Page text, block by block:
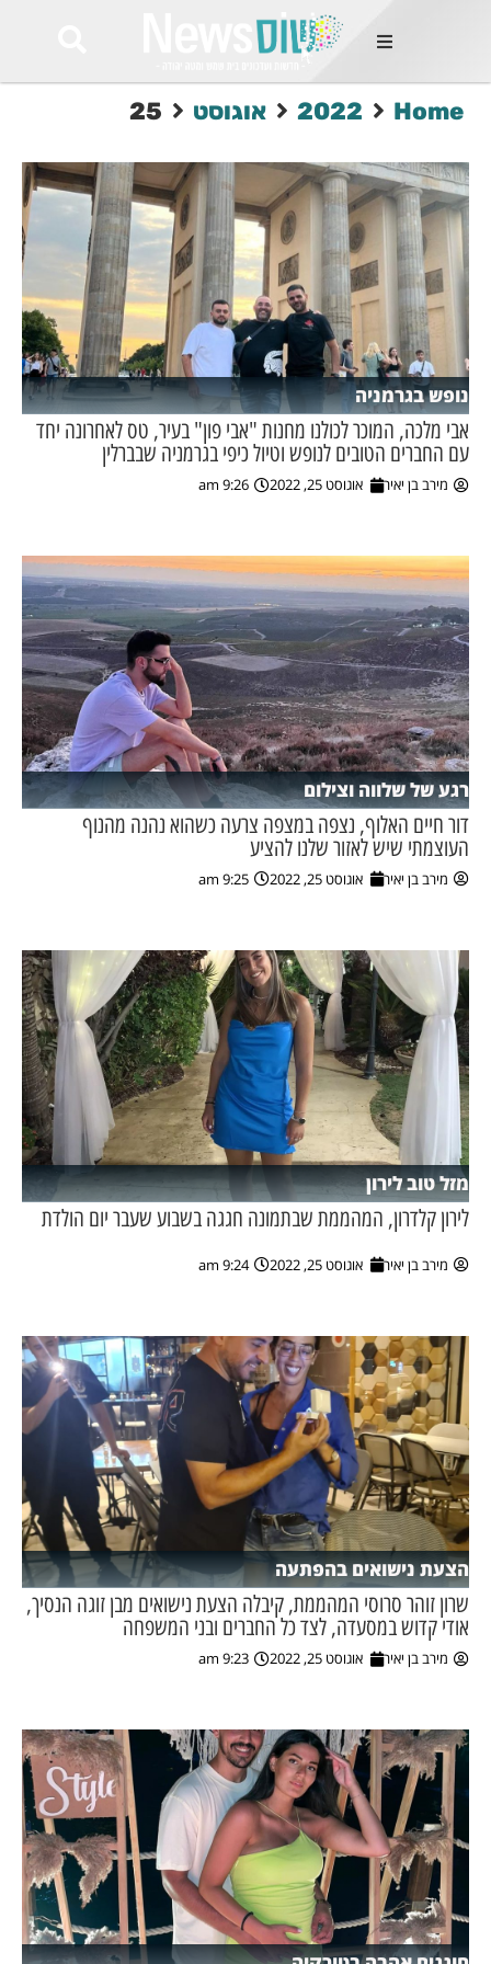
החמות
Et
odio
mauris, wisi
tortor
ultricies
Congue
luctus, quam
mi
השבוע
מקומית
עסקים
Home
2022 אוגוסט 25
נופש בגרמניה
אבי מלכה, המוכר לכולנו מחנות "אבי פון" בעיר, טס לאחרונה יחד
עם החברים הטובים לנופש וטיול כיפי בגרמניה שבברלין
מירב בן יאיר אוגוסט 25, 2022 9:26 am
רגע של שלווה וצילום
דור חיים האלוף, נצפה במצפה צרעה כשהוא נהנה מהנוף
העוצמתי שיש לאזור שלנו להציע
מירב בן יאיר אוגוסט 25, 2022 9:25 am
מזל טוב לירון
לירון קלדרון, המהממת שבתמונה חגגה בשבוע שעבר יום הולדת
מירב בן יאיר אוגוסט 25, 2022 9:24 am
הצעת נישואים בהפתעה
שרון זוהר סרוסי המהממת, קיבלה הצעת נישואים מבן זוגה הנסיך,
אודי קדוש במסעדה, לצד כל החברים ובני המשפחה
מירב בן יאיר אוגוסט 25, 2022 9:23 am